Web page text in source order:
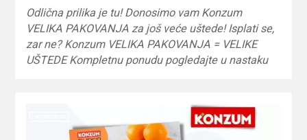
Odlična prilika je tu! Donosimo vam Konzum
VELIKA PAKOVANJA za još veće uštede! Isplati se,
zar ne? Konzum VELIKA PAKOVANJA = VELIKE
UŠTEDE Kompletnu ponudu pogledajte u nastaku